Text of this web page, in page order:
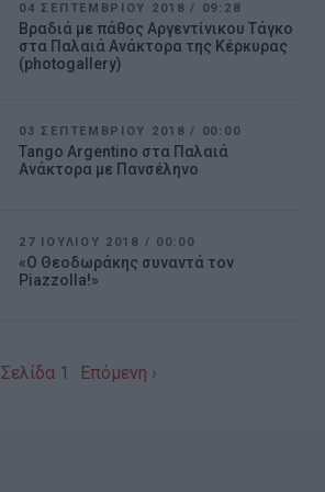
04 ΣΕΠΤΕΜΒΡΊΟΥ 2018/ 09:28
Βραδιά με πάθος Αργεντίνικου Τάγκο
στα Παλαιά Ανάκτορα της Κέρκυρας
(photogallery)
03 ΣΕΠΤΕΜΒΡΊΟΥ 2018/ 00:00
Tango Argentino στα Παλαιά
Ανάκτορα με Πανσέληνο
27 ΙΟΥΛΊΟΥ 2018 / 00:00
«Ο Θεοδωράκης συναντά τον
Piazzolla!»
Σελίδα 1 Επόμενη ›